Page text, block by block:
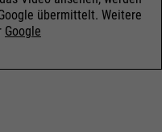
übermittelt. Weitere
Google